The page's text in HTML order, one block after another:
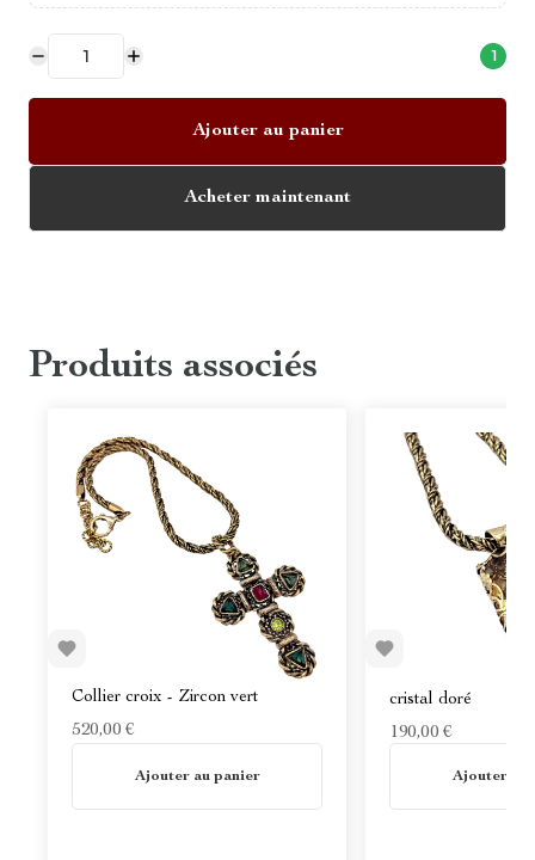
1
Ajouter au panier
Acheter maintenant
Produits associés
Collier croix - Zircon vert
520,00 €
Ajouter au panier
cristal doré
190,00 €
Ajouter au